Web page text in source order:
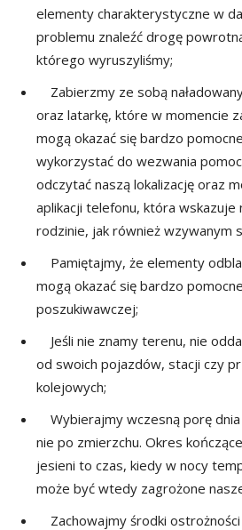
elementy charakterystyczne w
problemu znaleźć drogę
którego wyruszyliśmy;
Zabierzmy ze sobą
oraz latarkę, które w momencie
mogą okazać się bardzo
wykorzystać do wezwania
odczytać naszą lokalizację oraz
aplikacji telefonu, która wskazuje
rodzinie, jak również wzywanym
Pamiętajmy, że elementy
mogą okazać się bardzo
poszukiwawczej;
Jeśli nie znamy terenu, nie
od swoich pojazdów, stacji czy
kolejowych;
Wybierajmy wczesną porę
nie po zmierzchu. Okres
jesieni to czas, kiedy w nocy
może być wtedy zagrożone
Zachowajmy środki